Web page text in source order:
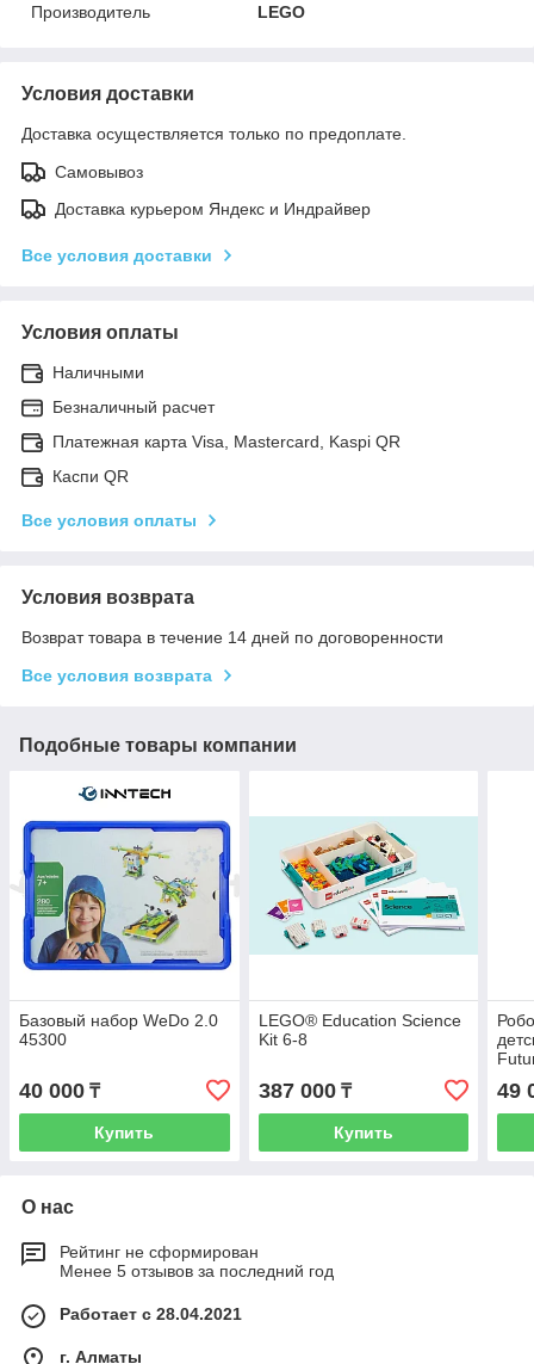
Производитель
LEGO
Условия доставки
Доставка осуществляется только по предоплате.
Самовывоз
Доставка курьером Яндекс и Индрайвер
Все условия доставки
Условия оплаты
Наличными
Безналичный расчет
Платежная карта Visa, Mastercard, Kaspi QR
Каспи QR
Все условия оплаты
Условия возврата
Возврат товара в течение 14 дней по договоренности
Все условия возврата
Подобные товары компании
Базовый набор WeDo 2.0
45300
40 000 ₸
Купить
LEGO® Education Science
Kit 6-8
387 000₸
Купить
49
О нас
Рейтинг не сформирован
Менее 5 отзывов за последний год
Работает с 28.04.2021
г. Алматы